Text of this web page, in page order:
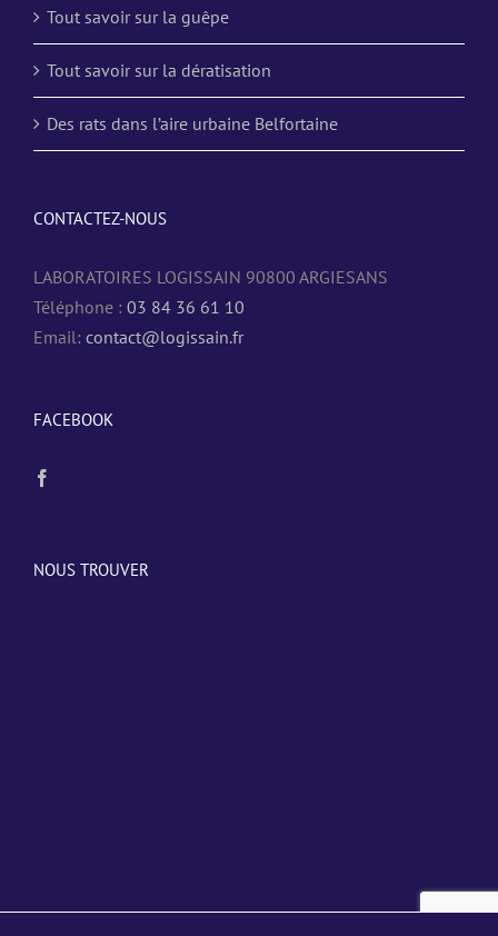
Tout savoir sur la guêpe
Tout savoir sur la dératisation
Des rats dans l’aire urbaine Belfortaine
CONTACTEZ-NOUS
LABORATOIRES LOGISSAIN 90800 ARGIESANS
Téléphone : 03 84 36 61 10
Email: contact@logissain.fr
FACEBOOK
NOUS TROUVER